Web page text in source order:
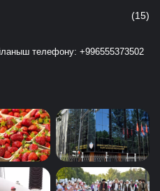
(15)
телефону: +996555373502